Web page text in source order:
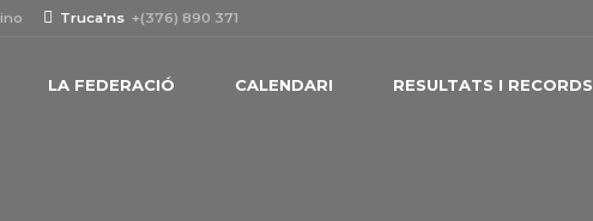
Truca'ns +(376) 890 371
LA FEDERACIÓ CALENDARI RESULTATS I RECORDS